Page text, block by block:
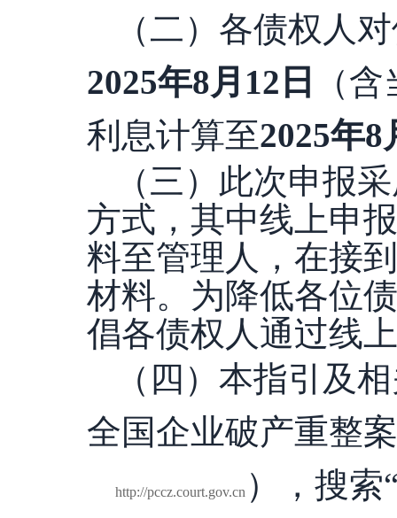
（二）各债权人
2025年8月 12 日
（
利息计算至2025年8
（三）此次申报
方式，其中线上申
料至管理人，在接
材料。为降低各位
倡各债权人通过线
（四）本指引及
全国企业破产重整
http://pccz.court.gov.cn ），搜索